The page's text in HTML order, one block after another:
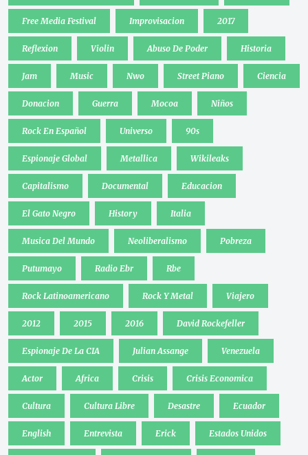
Free Media Festival Improvisacion 2017
Reflexion Violin Abuso De Poder Historia
Jam Music Nwo Street Piano Ciencia
Donacion Guerra Mocoa Niños
Rock En Español Universo 90s
Espionaje Global Metallica Wikileaks
Capitalismo Documental Educacion
El Gato Negro History Italia
Musica Del Mundo Neoliberalismo Pobreza
Putumayo Radio Ebr Rbe
Rock Latinoamericano Rock Y Metal Viajero
2012 2015 2016 David Rockefeller
Espionaje De La CIA Julian Assange Venezuela
Actor Africa Crisis Crisis Economica
Cultura Cultura Libre Desastre Ecuador
English Entrevista Erick Estados Unidos